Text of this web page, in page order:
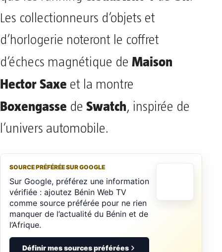
Les collectionneurs d’objets et
d’horlogerie noteront le coffret
d’échecs magnétique de Maison
Hector Saxe et la montre
Boxengasse de Swatch, inspirée de
l’univers automobile.
SOURCE PRÉFÉRÉE SUR GOOGLE
Sur Google, préférez une information
vérifiée : ajoutez Bénin Web TV
comme source préférée pour ne rien
manquer de l’actualité du Bénin et de
l’Afrique.
Définir mes sources préférées